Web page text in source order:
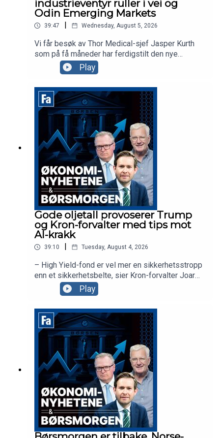
industrieventyr ruller i vei og
Odin Emerging Markets
39:47 Wednesday, August 5, 2026
Vi får besøk av Thor Medical-sjef Jasper Kurth
som på få måneder har ferdigstilt den nye
fabrikken på Herøya og levert første kundeordre.
Odin-forvalter Dan Erik Glover forklarer hvorfor
«fremvoksende økonomier»-fond i dag i praksis
er techfond og aksjekommentator Karl Johan
Molnes minner oss om at det er mer AI og
telekom enn Space i SpaceX.
Play
Gode oljetall provoserer Trump
og Kron-forvalter med tips mot
AI-krakk
39:10 Tuesday, August 4, 2026
– High Yield-fond er vel mer en sikkerhetsstropp
enn et sikkerhetsbelte, sier Kron-forvalter Joar
Hagatun som diskuterer strategier for de som er
redd for et AI-krakk. Sammen med
aksjekommentator Karl Johan Molnes ser vi
nærmere på dagens nyheter, inkludert ferske tall
fra BP og kursfallet i Norse.
Play